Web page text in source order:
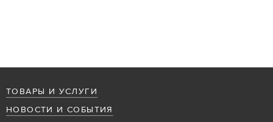
ТОВАРЫ И УСЛУГИ
НОВОСТИ И СОБЫТИЯ